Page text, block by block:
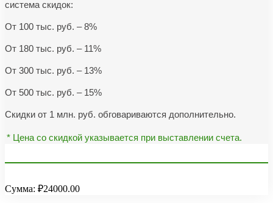
система скидок:
От 100 тыс. руб. – 8%
От 180 тыс. руб. – 11%
От 300 тыс. руб. – 13%
От 500 тыс. руб. – 15%
Скидки от 1 млн. руб. обговариваются дополнительно.
* Цена со скидкой указывается при выставлении счета.
Сумма: ₽24000.00